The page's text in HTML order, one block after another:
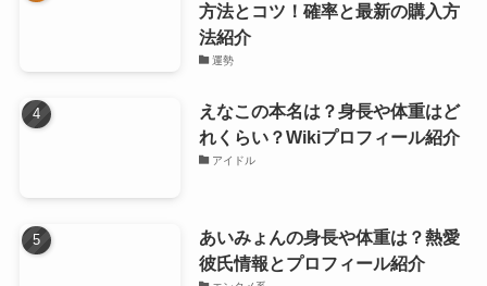
方法とコツ！確率と最新の購入方
法紹介
運勢
えなこの本名は？身長や体重はど
れくらい？Wikiプロフィール紹介
アイドル
あいみょんの身長や体重は？熱愛
彼氏情報とプロフィール紹介